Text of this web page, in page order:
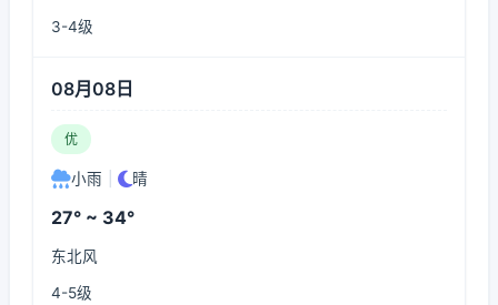
3-4级
08月08日
优
小雨 晴
27° ~ 34°
东北风
4-5级